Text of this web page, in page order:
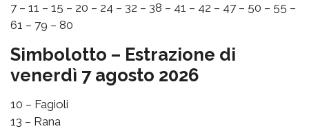
7 – 11 – 15 – 20 – 24 – 32 – 38 – 41 – 42 – 47 – 50 – 55 –
61 – 79 – 80
Simbolotto – Estrazione di
venerdì 7 agosto 2026
10 – Fagioli
13 – Rana